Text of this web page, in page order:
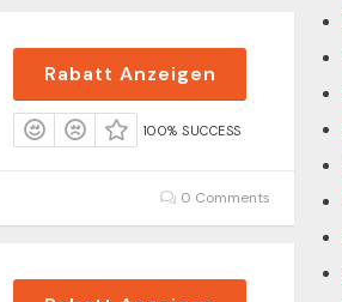
Rabatt Anzeigen
100% SUCCESS
0 Comments